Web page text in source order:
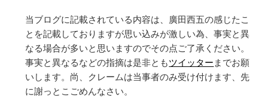
当ブログに記載されている内容は、廣田西五の感じたこ
とを記載しておりますが思い込みが激しい為、事実と異
なる場合が多いと思いますのでその点ご了承ください。
事実と異なるなどの指摘は是非ともツイッター までお願
いします。尚、クレームは当事者のみ受け付けます、先
に謝っとこごめんなさい。